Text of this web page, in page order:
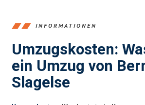
INFORMATIONEN
Umzugskosten:
ein Umzug von
Slagelse